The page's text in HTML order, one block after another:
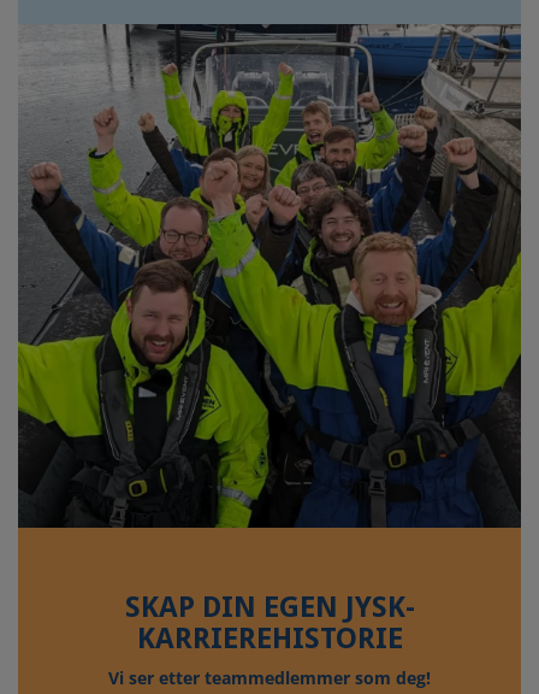
SKAP DIN EGEN JYSK-
KARRIEREHISTORIE
Vi ser etter teammedlemmer som deg!